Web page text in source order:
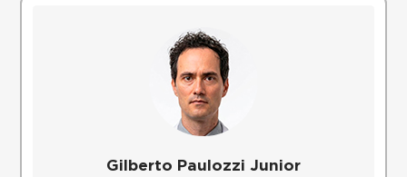
Gilberto Paulozzi Junior